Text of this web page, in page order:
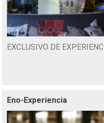
EXCLUSIVO DE
Eno-Experiencia